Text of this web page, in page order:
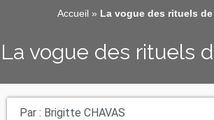
Accueil » La vogue des rituels
La vogue des rituels
Par : Brigitte CHAVAS